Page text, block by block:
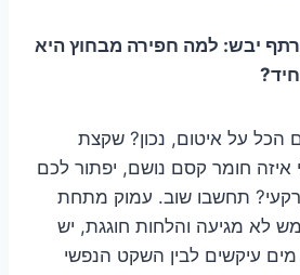
יבש: למה חפירה מבחוץ היא
על איטום, נכון? שקצת
איזה חומר קסם נושם, יפתור לכם
תחשבו שוב. עמוק מתחת
לא מגיעה והלחות חוגגת, יש
מים עיקשים לבין השקט הנפשי